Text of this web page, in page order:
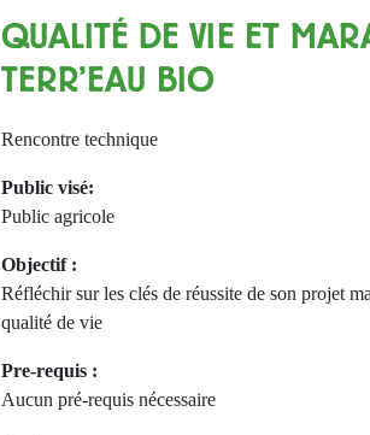
QUALITÉ DE VIE ET
TERR'EAU BIO
Rencontre technique
Public visé:
Public agricole
Objectif :
Réfléchir sur les clés de réussite de son projet
qualité de vie
Pre-requis :
Aucun pré-requis nécessaire